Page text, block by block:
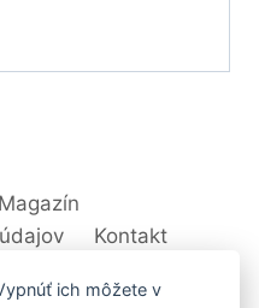
Magazín
Kontakt
ich môžete v